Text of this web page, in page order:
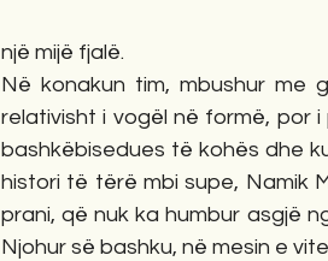
një mijë fjalë.
Në konakun tim, mbushur me
relativisht i vogël në formë, por
bashkëbisedues të kohës dhe
histori të tërë mbi supe, Namik
prani, që nuk ka humbur asgjë
Njohur së bashku, në mesin e